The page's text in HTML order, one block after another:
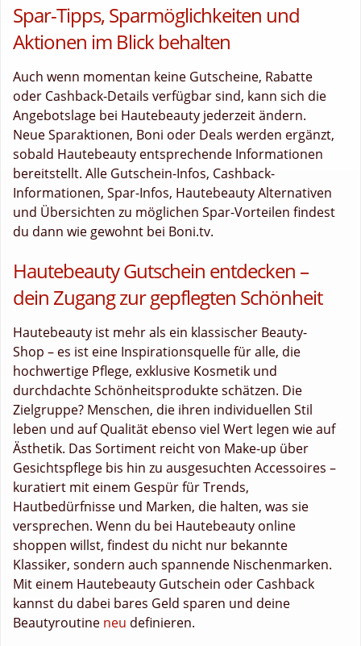
Spar-Tipps, Sparmöglichkeiten und
Aktionen im Blick behalten
Auch wenn momentan keine Gutscheine, Rabatte
oder Cashback-Details verfügbar sind, kann sich die
Angebotslage bei Hautebeauty jederzeit ändern.
Neue Sparaktionen, Boni oder Deals werden ergänzt,
sobald Hautebeauty entsprechende Informationen
bereitstellt. Alle Gutschein-Infos, Cashback-
Informationen, Spar-Infos, Hautebeauty Alternativen
und Übersichten zu möglichen Spar-Vorteilen findest
du dann wie gewohnt bei Boni.tv.
Hautebeauty Gutschein entdecken –
dein Zugang zur gepflegten Schönheit
Hautebeauty ist mehr als ein klassischer Beauty-
Shop – es ist eine Inspirationsquelle für alle, die
hochwertige Pflege, exklusive Kosmetik und
durchdachte Schönheitsprodukte schätzen. Die
Zielgruppe? Menschen, die ihren individuellen Stil
leben und auf Qualität ebenso viel Wert legen wie auf
Ästhetik. Das Sortiment reicht von Make-up über
Gesichtspflege bis hin zu ausgesuchten Accessoires –
kuratiert mit einem Gespür für Trends,
Hautbedürfnisse und Marken, die halten, was sie
versprechen. Wenn du bei Hautebeauty online
shoppen willst, findest du nicht nur bekannte
Klassiker, sondern auch spannende Nischenmarken.
Mit einem Hautebeauty Gutschein oder Cashback
kannst du dabei bares Geld sparen und deine
Beautyroutine neu definieren.